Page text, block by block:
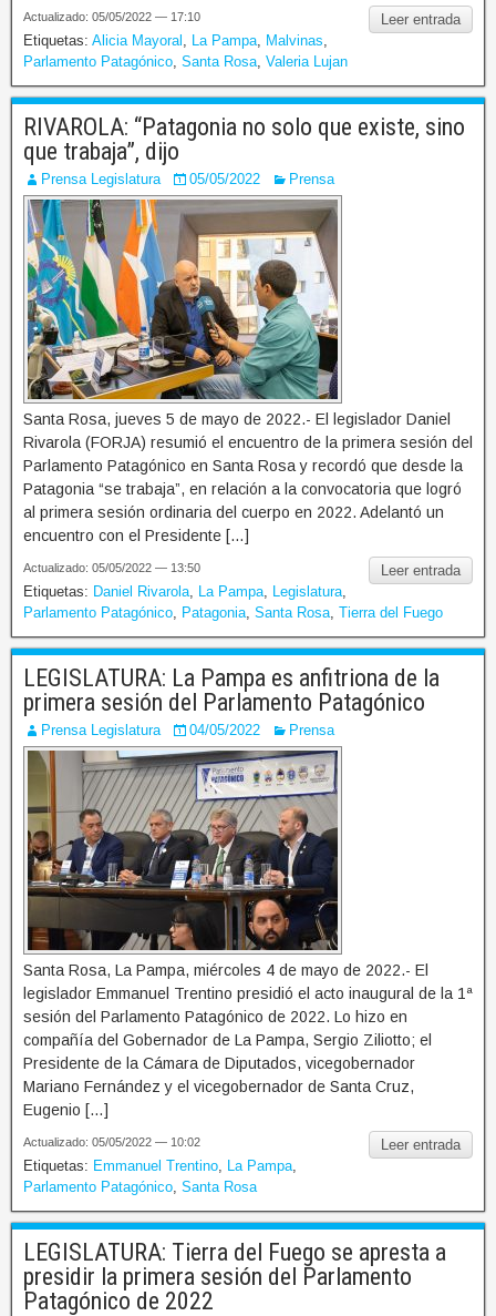
Leer entrada
Actualizado: 05/05/2022 — 17:10
Etiquetas: Alicia Mayoral La Pampa Malvinas
Parlamento Patagónico Santa Rosa Valeria Lujan
RIVAROLA: “Patagonia no solo que existe, sino
que trabaja”, dijo
Prensa Legislatura 05/05/2022 Prensa
Santa Rosa, jueves 5 de mayo de 2022.- El legislador Daniel
Rivarola (FORJA) resumió el encuentro de la primera sesión del
Parlamento Patagónico en Santa Rosa y recordó que desde la
Patagonia “se trabaja”, en relación a la convocatoria que logró
al primera sesión ordinaria del cuerpo en 2022. Adelantó un
encuentro con el Presidente […]
Leer entrada
Actualizado: 05/05/2022 — 13:50
Etiquetas: Daniel Rivarola La Pampa Legislatura
Parlamento Patagónico
Patagonia Santa Rosa Tierra del Fuego
LEGISLATURA: La Pampa es anfitriona de la
primera sesión del Parlamento Patagónico
Prensa Legislatura 04/05/2022 Prensa
Santa Rosa, La Pampa, miércoles 4 de mayo de 2022.- El
legislador Emmanuel Trentino presidió el acto inaugural de la 1ª
sesión del Parlamento Patagónico de 2022. Lo hizo en
compañía del Gobernador de La Pampa, Sergio Ziliotto; el
Presidente de la Cámara de Diputados, vicegobernador
Mariano Fernández y el vicegobernador de Santa Cruz,
Eugenio […]
Leer entrada
Actualizado: 05/05/2022 — 10:02
Etiquetas: Emmanuel Trentino La Pampa
Parlamento Patagónico Santa Rosa
LEGISLATURA: Tierra del Fuego se apresta a
presidir la primera sesión del Parlamento
Patagónico de 2022